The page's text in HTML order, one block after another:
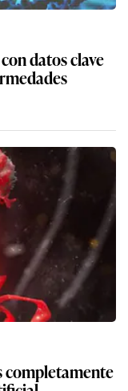
datos clave
completamente